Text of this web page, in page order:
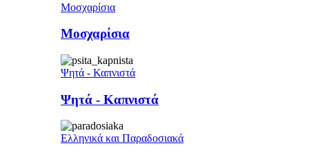
Μοσχαρίσια
Μοσχαρίσια
Ψητά - Καπνιστά
Ψητά - Καπνιστά
Ελληνικά και Παραδοσιακά